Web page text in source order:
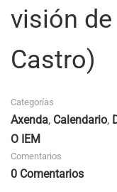
visión
Castro)
Categorías
Axenda, Calendario,
O IEM
Comentarios
0 Comentarios